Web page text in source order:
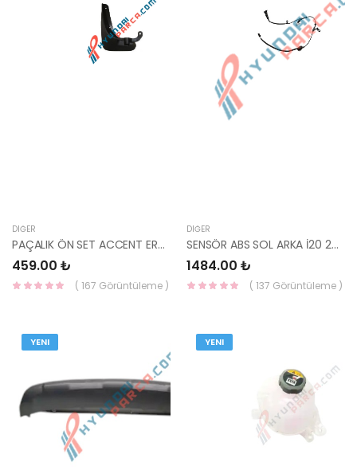
DIĞER
PAÇALIK ÖN SET ACCENT ERA 86831-1E001 YS
459.00 ₺
( 167 Görüntüleme )
DIĞER
SENSÖR ABS SOL ARKA İ20 2014-2020 91920-C8000 YS
1484.00 ₺
( 137 Görüntüleme )
YENI YENI